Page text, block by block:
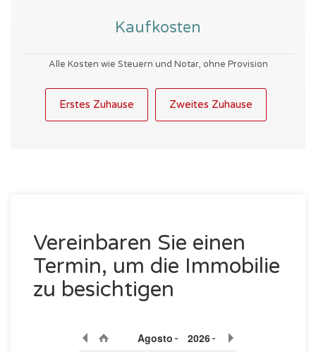
Kaufkosten
Alle Kosten wie Steuern und Notar, ohne Provision
Erstes Zuhause Zweites Zuhause
Vereinbaren Sie einen
Termin, um die Immobilie
zu besichtigen
Agosto 2026